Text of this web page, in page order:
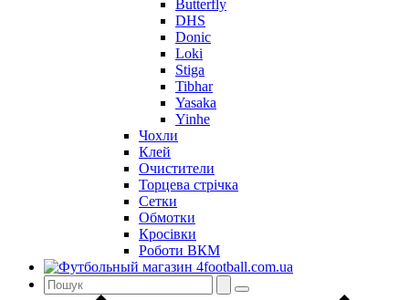
Butterfly
DHS
Donic
Loki
Stiga
Tibhar
Yasaka
Yinhe
Чохли
Клей
Очистители
Торцева стрічка
Сетки
Обмотки
Кросівки
Роботи ВКМ